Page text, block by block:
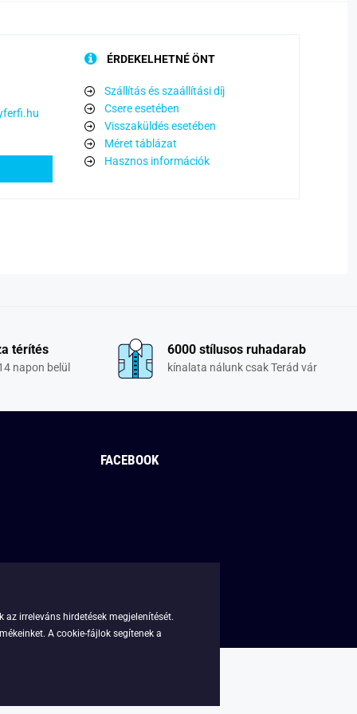
ÉRDEKELHETNÉ ÖNT
Szállítás és szaállítási díj
Csere esetében
Visszaküldés esetében
Méret táblázat
Hasznos információk
térítés
napon belül
6000 stílusos ruhadarab
kínalata nálunk csak Terád vár
FACEBOOK
irreleváns hirdetések megjelenítését.
A cookie-fájlok segítenek a